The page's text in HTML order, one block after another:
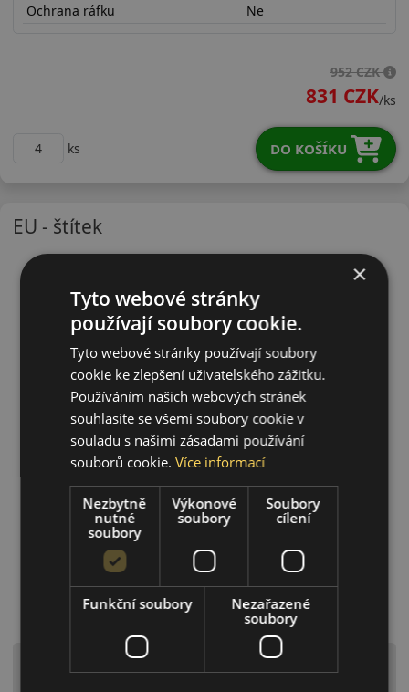
Ochrana ráfku
Ne
952 CZK
831 CZK/ks
ks DO KOŠÍKU
EU - štítek
Upozornění! Hodnoty na štítku jsou pouze
×
Tyto webové stránky
používají soubory cookie.
Tyto webové stránky používají soubory
cookie ke zlepšení uživatelského zážitku.
Používáním našich webových stránek
souhlasíte se všemi soubory cookie v
souladu s našimi zásadami používání
souborů cookie.Více informací
Nezbytně
nutné
soubory
Výkonové
soubory
Soubory
cílení
Funkční soubory
Nezařazené
soubory